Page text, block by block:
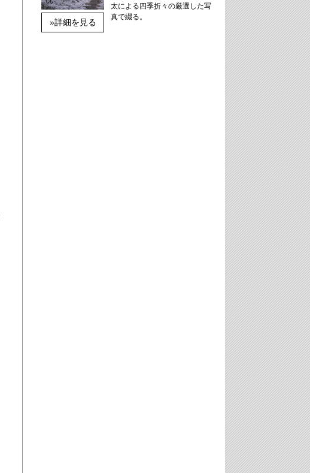
»詳細を見る
太による四季折々の厳選した写
真で綴る。